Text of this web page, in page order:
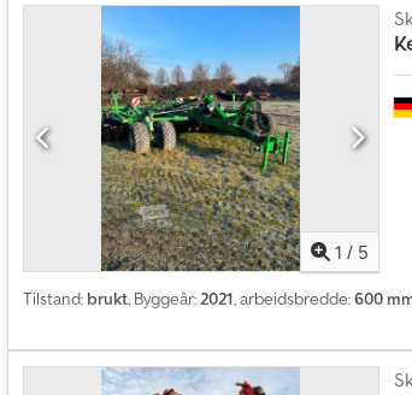
1 / 5
Tilstand: brukt, Byggeår:2021, arbeidsbredde:600